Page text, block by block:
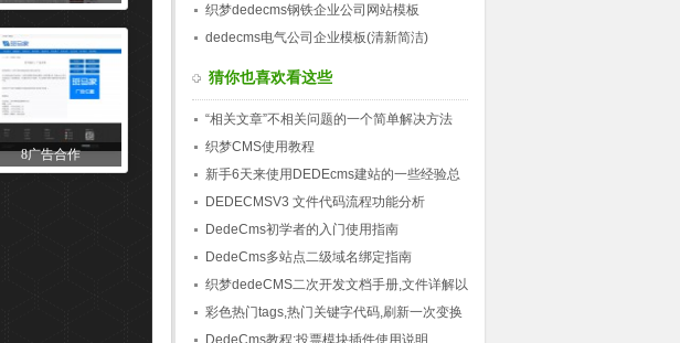
8广告合作
织梦dedecms钢铁企业公司网站模板
dedecms电气公司企业模板(清新简洁)
猜你也喜欢看这些
“相关文章”不相关问题的一个简单解决方法
织梦CMS使用教程
新手6天来使用DEDEcms建站的一些经验总
结
DEDECMSV3 文件代码流程功能分析
DedeCms初学者的入门使用指南
DedeCms多站点二级域名绑定指南
织梦dedeCMS二次开发文档手册,文件详解以
及数据库结构字
彩色热门tags,热门关键字代码,刷新一次变换
一次,无需修改源码
DedeCms教程:投票模块插件使用说明